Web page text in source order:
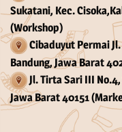
Sukatani, Kec.
(Workshop)
Cibaduyut Permai
Bandung, Jawa Barat
Jl. Tirta Sari III
Jawa Barat 40151